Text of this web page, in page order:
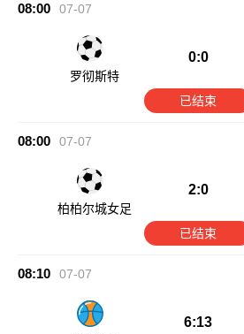
08:00 07-07
罗彻斯特
0:0
已结束
08:00 07-07
柏柏尔城女足
2:0
已结束
08:10 07-07
6:13